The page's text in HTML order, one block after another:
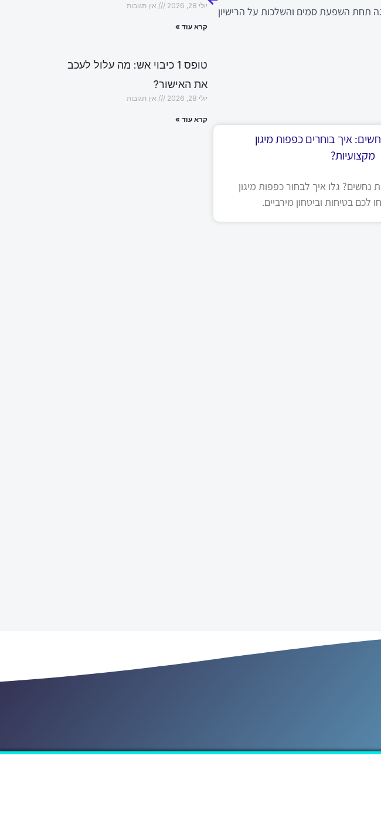
תחת השפעת סמים והשלכות על הרישיון
איך בוחרים כפפות מיגון
מקצועיות?
גלו איך לבחור כפפות מיגון
לכם בטיחות וביטחון מירביים.
יולי 28, 2026 אין תגובות
קרא עוד »
טופס 1 כיבוי אש: מה עלול לעכב
את האישור?
יולי 28, 2026 אין תגובות
קרא עוד »